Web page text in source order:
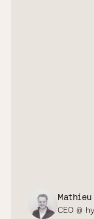
Mathieu
CEO @